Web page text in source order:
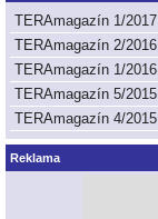
TERAmagazín 1/2017
TERAmagazín 2/2016
TERAmagazín 1/2016
TERAmagazín 5/2015
TERAmagazín 4/2015
Reklama